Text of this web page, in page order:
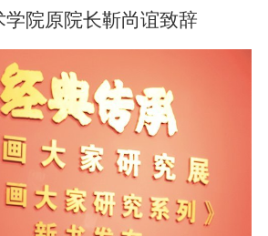
学院原院长靳尚谊致辞